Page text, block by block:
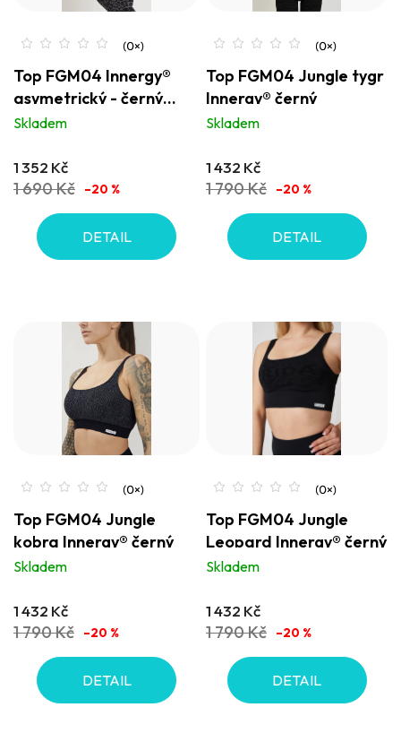
Top FGM04 Innergy®
asymetrický - černý
krokodýl
Skladem
1 352 Kč
1 690 Kč –20 %
DETAIL
Top FGM04 Jungle tygr
Innergy® černý
Skladem
1 432 Kč
1 790 Kč –20 %
DETAIL
Top FGM04 Jungle
kobra Innergy® černý
Skladem
1 432 Kč
1 790 Kč –20 %
DETAIL
Top FGM04 Jungle
Leopard Innergy® černý
Skladem
1 432 Kč
1 790 Kč –20 %
DETAIL